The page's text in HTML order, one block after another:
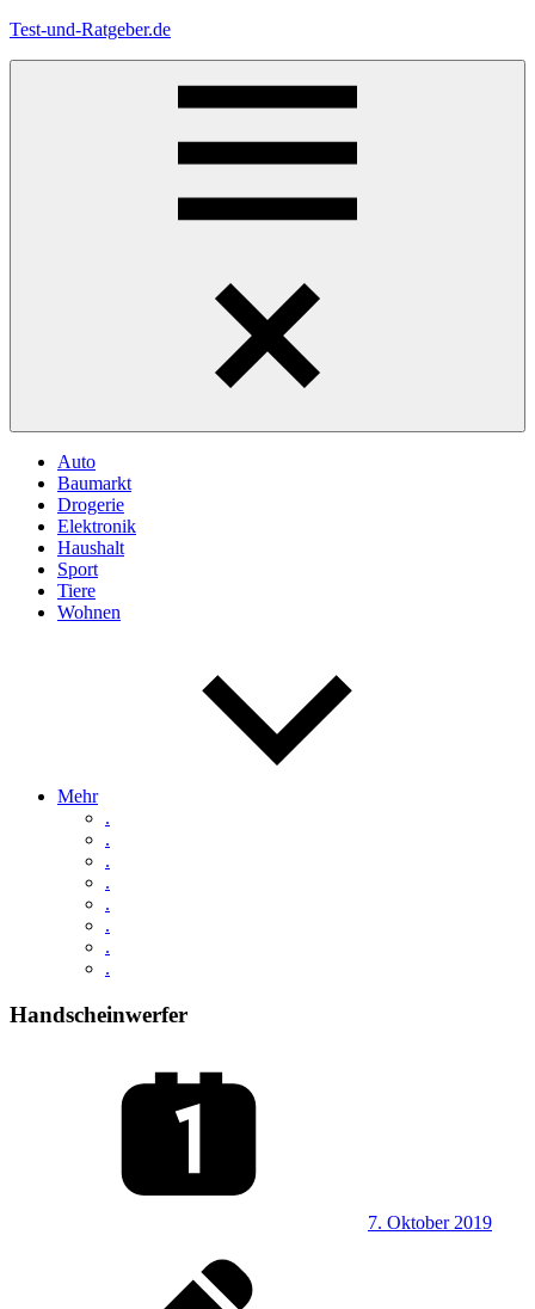
Zum
Test-und-Ratgeber.de
Auto
Baumarkt
Drogerie
Elektronik
Haushalt
Sport
Tiere
Wohnen
Mehr
.
.
.
.
.
.
.
.
Handscheinwerfer
7. Oktober 2019